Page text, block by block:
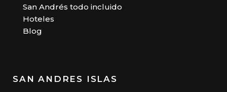
San Andrés todo incluido
Hoteles
Blog
SAN ANDRES ISLAS